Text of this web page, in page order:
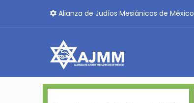
Alianza de Judíos Mesiánicos de México